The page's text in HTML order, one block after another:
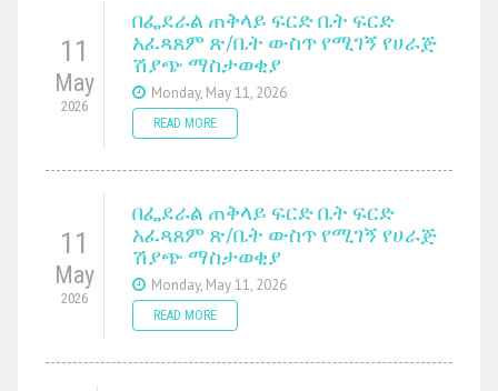
11
May
2026
በፌደራል ጠቅላይ ፍርድ ቤት ፍርድ
አፈጻጸም ጽ/ቤት ውስጥ የሚገኝ የሀራጅ
ሽያጭ ማስታወቂያ
Monday, May 11, 2026
READ MORE
11
May
2026
በፌደራል ጠቅላይ ፍርድ ቤት ፍርድ
አፈጻጸም ጽ/ቤት ውስጥ የሚገኝ የሀራጅ
ሽያጭ ማስታወቂያ
Monday, May 11, 2026
READ MORE